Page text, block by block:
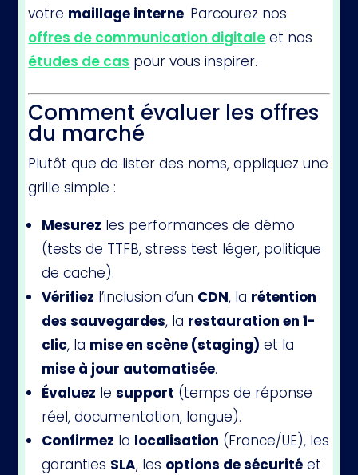
votre maillage interne. Parcourez nos
offres de communication digitale et nos
études de cas pour vous inspirer.
Comment évaluer les offres
du marché
Plutôt que de lister des noms, appliquez une
grille simple :
Mesurez les performances de démo
(tests de TTFB, stress test léger, politique
de cache).
Vérifiez l’inclusion d’un CDN, la rétention
des sauvegardes, la restauration en 1-
clic, la mise en scène (staging) et la
mise à jour automatisée.
Évaluez lesupport (temps de réponse
réel, documentation, langue).
Confirmez la localisation (France/UE), les
garanties SLA, les options de sécurité et